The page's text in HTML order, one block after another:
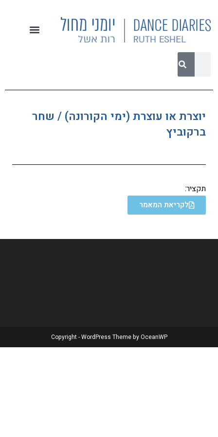
יוצרת או עוצרת (ימי הקורונה) / שחר
ברקוביץ
תקציר:
לקריאת המאמר
Copyright - WordPress Theme by OceanWP